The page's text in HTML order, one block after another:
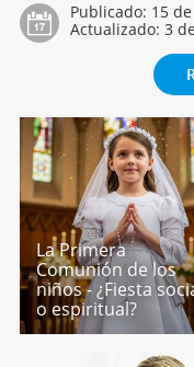
Publicado: 15
Actualizado: 3
La Primera
Comunión de los
niños - ¿Fiesta
o espiritual?